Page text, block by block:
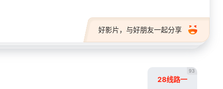
好影片，与好朋友一起分享
28线路一
93